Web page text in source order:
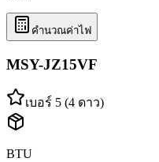
คำนวณค่าไฟ
MSY-JZ15VF
เบอร์ 5 (4 ดาว)
BTU